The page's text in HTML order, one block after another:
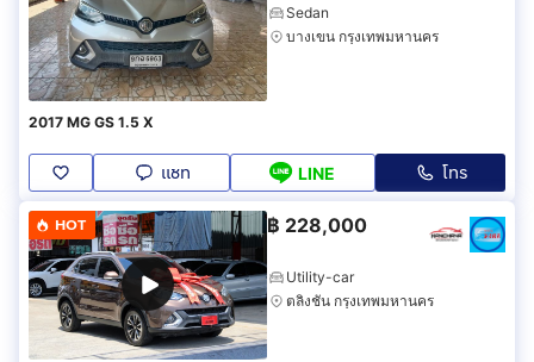
Sedan
บางเขน กรุงเทพมหานคร
2017 MG GS 1.5 X
แชท LINE โทร
HOT ฿ 228,000
Utility-car
ตลิ่งชัน กรุงเทพมหานคร